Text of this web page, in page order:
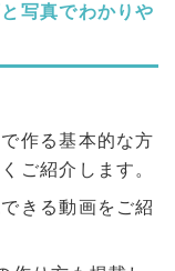
写真でわかりや
作る基本的な方
ご紹介します。
きる動画をご紹